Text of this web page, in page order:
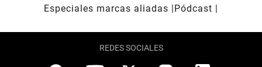
Especiales marcas aliadas
Pódcast
REDES SOCIALES